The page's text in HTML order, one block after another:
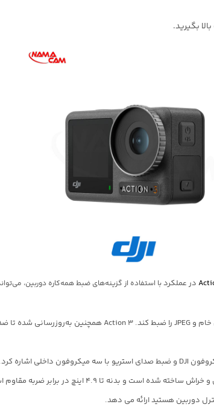
بگیرید.
در عملکرد
تا 4.9 اینچ در برابر ضربه مقاوم است.
دوربین هستید ارائه می دهد.